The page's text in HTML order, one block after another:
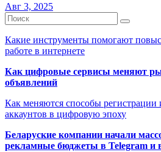
Авг 3, 2025
Какие инструменты помогают
работе в интернете
Как цифровые сервисы меняют
объявлений
Как меняются способы регистрации
аккаунтов в цифровую эпоху
Беларуские компании начали
рекламные бюджеты в Telegram и